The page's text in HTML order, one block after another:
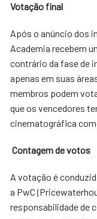
Votação final
Após o anúncio dos
Academia recebem
contrário da fase de
apenas em suas
membros podem
que os vencedores
cinematográfica
Contagem de votos
A votação é
a PwC
responsabilidade de